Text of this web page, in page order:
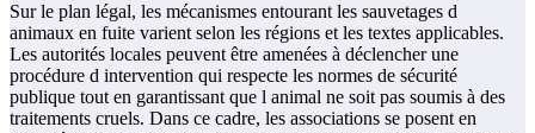
Sur le plan légal, les mécanismes entourant les sauvetages d
animaux en fuite varient selon les régions et les textes applicables.
Les autorités locales peuvent être amenées à déclencher une
procédure d intervention qui respecte les normes de sécurité
publique tout en garantissant que l animal ne soit pas soumis à des
traitements cruels. Dans ce cadre, les associations se posent en